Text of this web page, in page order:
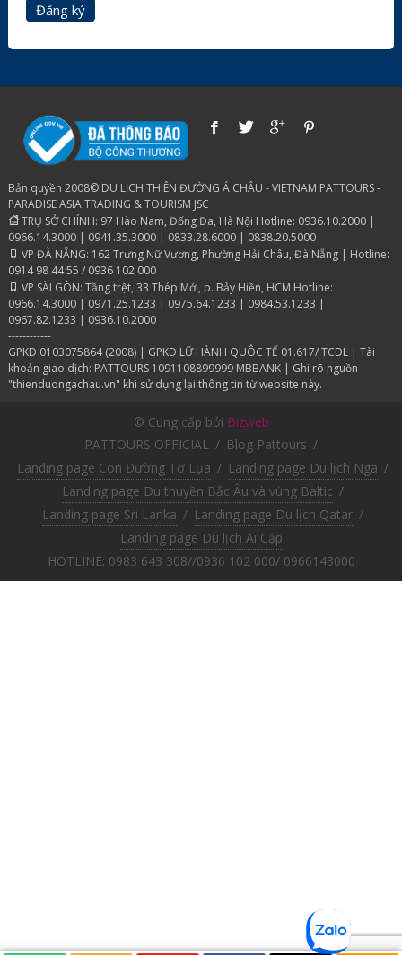
Đăng ký
Bản quyền 2008© DU LỊCH THIÊN ĐƯỜNG Á CHÂU - VIETNAM PATTOURS -
PARADISE ASIA TRADING & TOURISM JSC
TRỤ SỞ CHÍNH: 97 Hào Nam, Đống Đa, Hà Nội Hotline: 0936.10.2000 |
0966.14.3000 | 0941.35.3000 | 0833.28.6000 | 0838.20.5000
VP ĐÀ NẴNG: 162 Trưng Nữ Vương, Phường Hải Châu, Đà Nẵng | Hotline:
0914 98 44 55 / 0936 102 000
VP SÀI GÒN: Tầng trệt, 33 Thép Mới, p. Bảy Hiền, HCM Hotline:
0966.14.3000 | 0971.25.1233 | 0975.64.1233 | 0984.53.1233 |
0967.82.1233 | 0936.10.2000
------------
GPKD 0103075864 (2008) | GPKD LỮ HÀNH QUÔC TẾ 01.617/ TCDL | Tài
khoản giao dịch: PATTOURS 1091108899999 MBBANK | Ghi rõ nguồn
"thienduongachau.vn" khi sử dụng lại thông tin từ website này.
© Cung cấp bởi Bizweb
PATTOURS OFFICIAL / Blog Pattours /
Landing page Con Đường Tơ Lụa / Landing page Du lịch Nga /
Landing page Du thuyền Bắc Âu và vùng Baltic /
Landing page Sri Lanka / Landing page Du lịch Qatar /
Landing page Du lịch Ai Cập
HOTLINE: 0983 643 308//0936 102 000/ 0966143000